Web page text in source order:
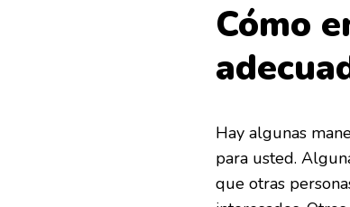
Cómo
Hay algunas
para usted.
que otras